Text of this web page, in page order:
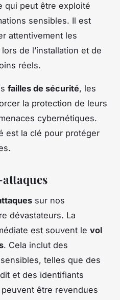
qui peut être exploité
sensibles. Il est
attentivement les
de l’installation et de
réels.
failles de sécurité, les
la protection de leurs
cybernétiques.
est la clé pour protéger
sur nos
dévastateurs. La
est souvent le vol
. Cela inclut des
telles que des
et des identifiants
être revendues